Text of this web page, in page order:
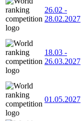
26.02 -
28.02.2027
18.03 -
26.03.2027
01.05.2027